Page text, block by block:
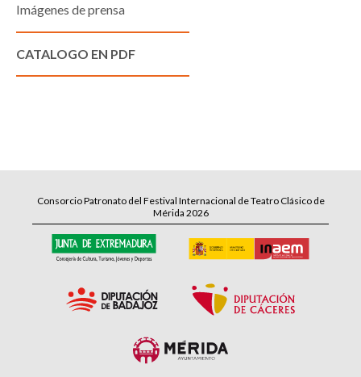
Imágenes de prensa
CATALOGO EN PDF
Consorcio Patronato del Festival Internacional de Teatro Clásico de
Mérida 2026